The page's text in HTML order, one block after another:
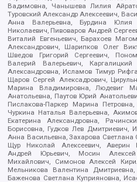
Вадимовна, Чанышева Лилия
Туровский Александр Алексеевич,
Анна Валерьевна, Бурдина
Николаевич, Пивоваров Андрей
Виталий Евгеньевич, Барахоев
Александрович, Шарипков Олег
Шведов Григорий Сергеевич,
Валерий Валерьевич,
Александровна, Исламов Тимур
Щаров Сергей Алексадрович,
Марина Владимировна, Людевиг
Анатольевна, Паутов Юрий
Пислакова-Паркер Марина
Чуркина Наталья Валерьевна,
Екатерина Александровна,
Борисовна, Гудков Лев
Анна Васильевна, Захарова Светлана
Щур Николай Алексеевич, Аверин
Андрей Юрьевич, Мосин
Михайлович, Симонов Алексей
Мельникова Валентина
Баженова Светлана Куприяновна,